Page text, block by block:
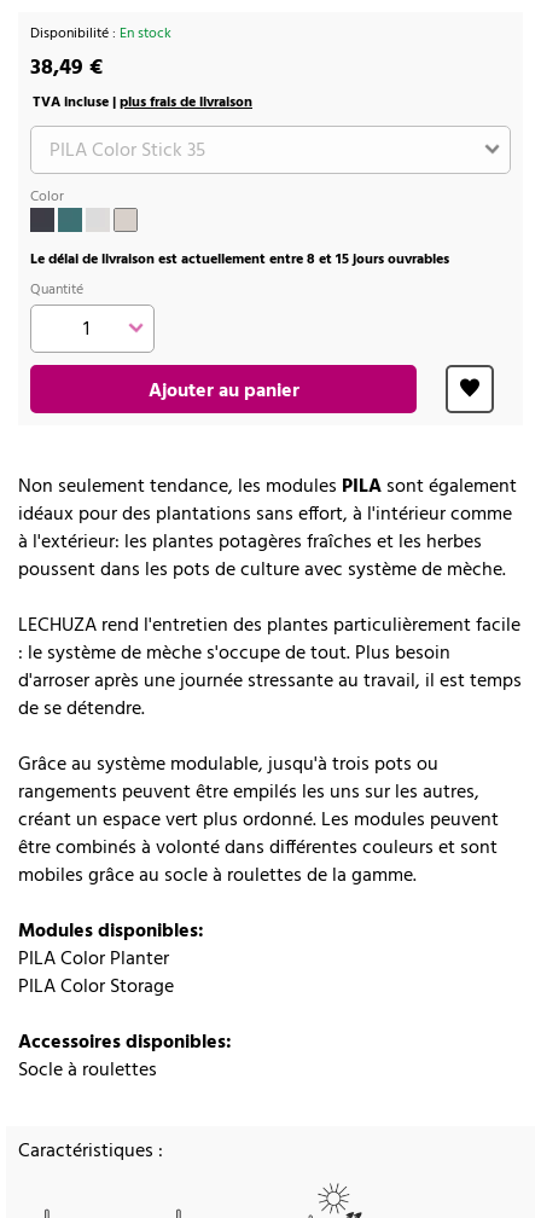
Disponibilité : En stock
38,49 €
TVA incluse |plus frais de livraison
Color
Le délai de livraison est actuellement entre 8 et 15 jours ouvrables
Quantité
Ajouter au panier
Non seulement tendance, les modules PILAsont également
idéaux pour des plantations sans effort, à l'intérieur comme
à l'extérieur: les plantes potagères fraîches et les herbes
poussent dans les pots de culture avec système de mèche.
LECHUZA rend l'entretien des plantes particulièrement facile
: le système de mèche s'occupe de tout. Plus besoin
d'arroser après une journée stressante au travail, il est temps
de se détendre.
Grâce au système modulable, jusqu'à trois pots ou
rangements peuvent être empilés les uns sur les autres,
créant un espace vert plus ordonné. Les modules peuvent
être combinés à volonté dans différentes couleurs et sont
mobiles grâce au socle à roulettes de la gamme.
Modules disponibles:
PILA Color Planter
PILA Color Storage
Accessoires disponibles:
Socle à roulettes
Caractéristiques :